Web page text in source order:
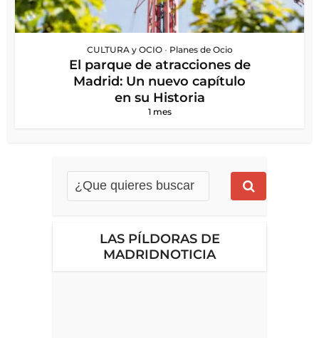
CULTURA y OCIO • Planes de Ocio
El parque de atracciones de
Madrid: Un nuevo capítulo
en su Historia
1 mes
LAS PÍLDORAS DE
MADRIDNOTICIA